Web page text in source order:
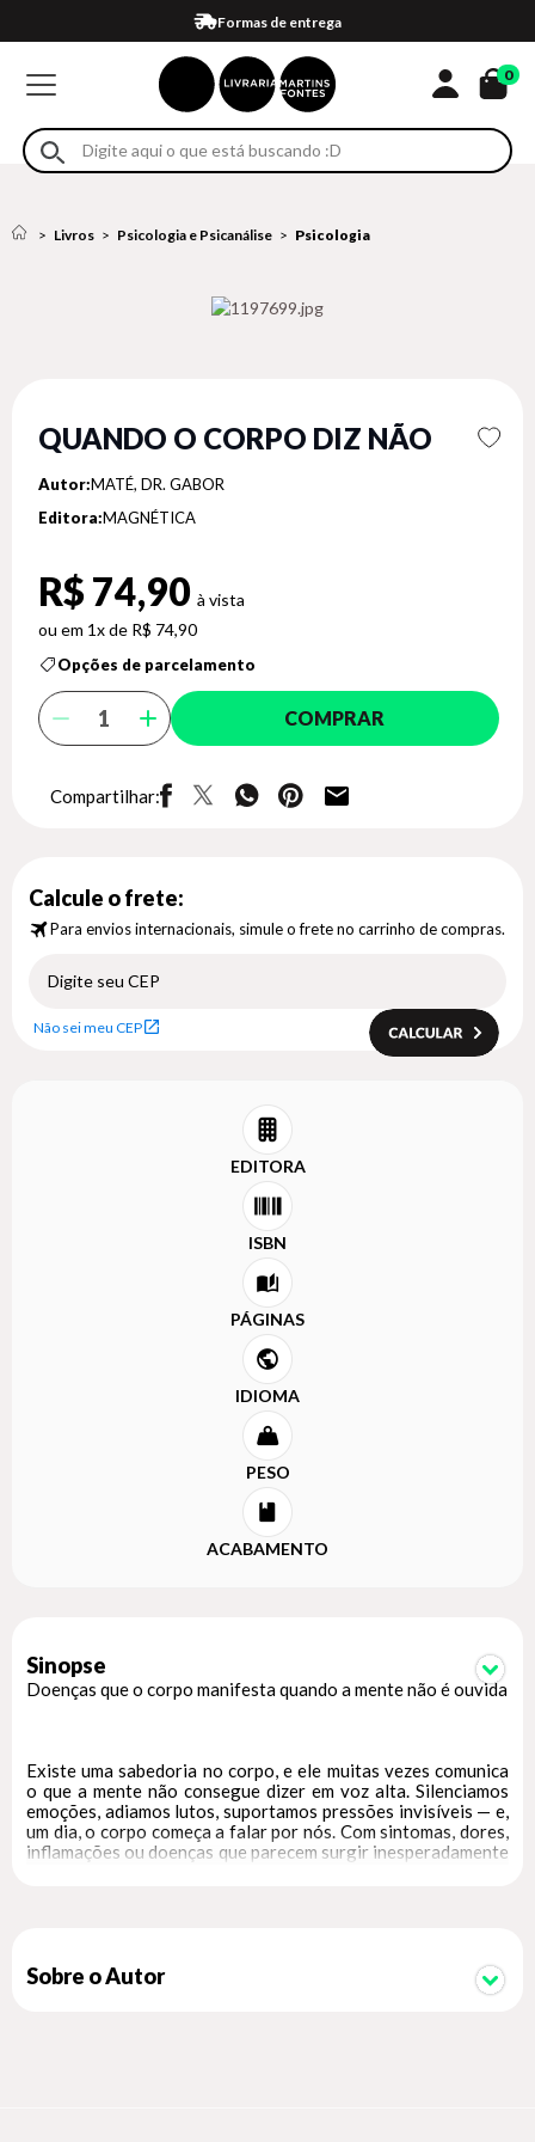
Formas de entrega
Compra 100% segura
Em até 4x sem juros no cartão*
Retire na loja
Eventos
0
Livros Psicologia e Psicanálise Psicologia
QUANDO O CORPO DIZ NÃO
Autor:MATÉ, DR. GABOR
Editora:MAGNÉTICA
R$ 74,90
1x de R$ 74,90
Opções de parcelamento
COMPRAR
Compartilhar:
Calcule o frete:
Para envios internacionais, simule o frete no carrinho de compras.
Não sei meu CEP
EDITORA
ISBN
PÁGINAS
IDIOMA
PESO
ACABAMENTO
Sinopse
Doenças que o corpo manifesta quando a mente não é ouvida
Existe uma sabedoria no corpo, e ele muitas vezes comunica
o que a mente não consegue dizer em voz alta. Silenciamos
emoções, adiamos lutos, suportamos pressões invisíveis — e,
um dia, o corpo começa a falar por nós. Com sintomas, dores,
inflamações ou doenças que parecem surgir inesperadamente
emoções reprimidas, traumas não processados e padrões de
estresse crônico podem se transformar, ao longo do tempo,
Sobre o Autor